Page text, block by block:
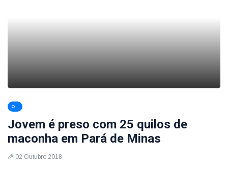
Jovem é preso com 25 quilos de
maconha em Pará de Minas
02 Outubro 2018